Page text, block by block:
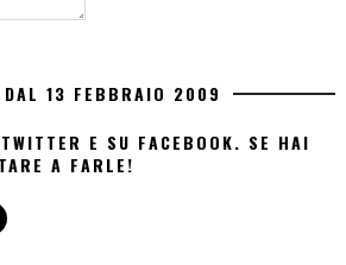
DAL 13 FEBBRAIO 2009
E SU FACEBOOK. SE HAI
A FARLE!